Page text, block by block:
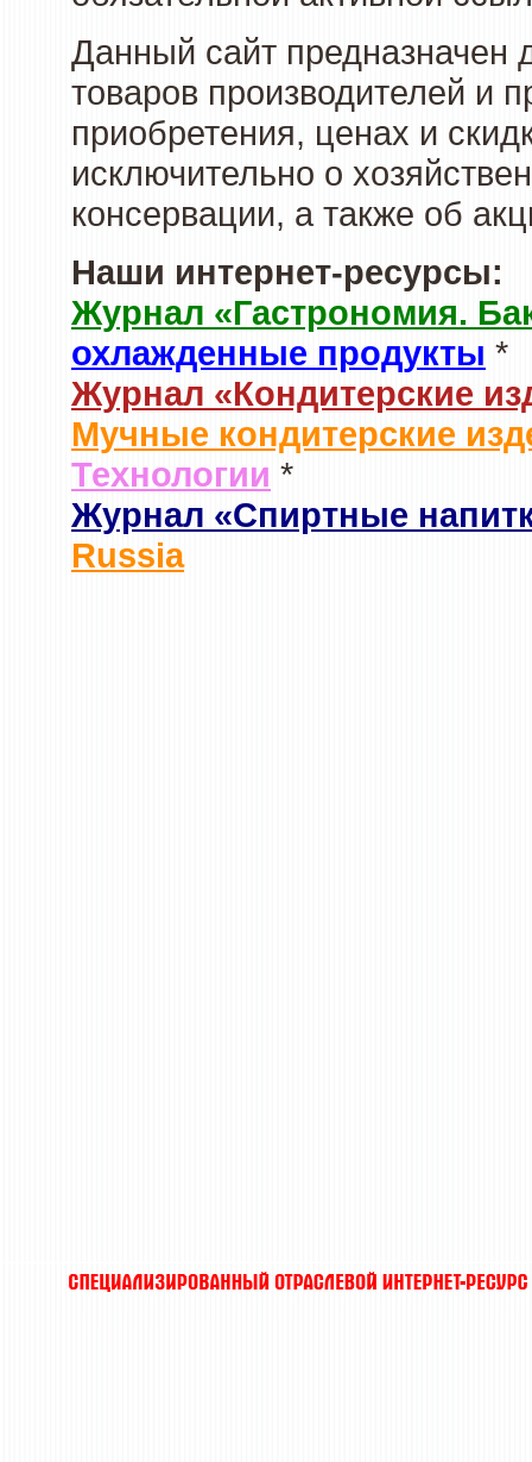
Данный сайт предназначен
товаров производителей и
приобретения, ценах и
исключительно о
консервации, а также об
Наши интернет-ресурсы:
Журнал «Гастрономия.
охлажденные продукты *
Журнал «Кондитерские
Мучные кондитерские
Технологии *
Журнал «Спиртные
Russia